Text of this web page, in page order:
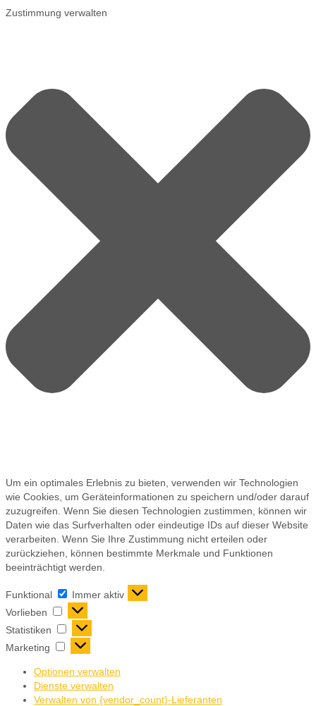
Zustimmung verwalten
Um ein optimales Erlebnis zu bieten, verwenden wir Technologien
wie Cookies, um Geräteinformationen zu speichern und/oder darauf
zuzugreifen. Wenn Sie diesen Technologien zustimmen, können wir
Daten wie das Surfverhalten oder eindeutige IDs auf dieser Website
verarbeiten. Wenn Sie Ihre Zustimmung nicht erteilen oder
zurückziehen, können bestimmte Merkmale und Funktionen
beeinträchtigt werden.
Funktional
Immer aktiv
Vorlieben
Statistiken
Marketing
Optionen verwalten
Dienste verwalten
Verwalten von {vendor_count}-Lieferanten